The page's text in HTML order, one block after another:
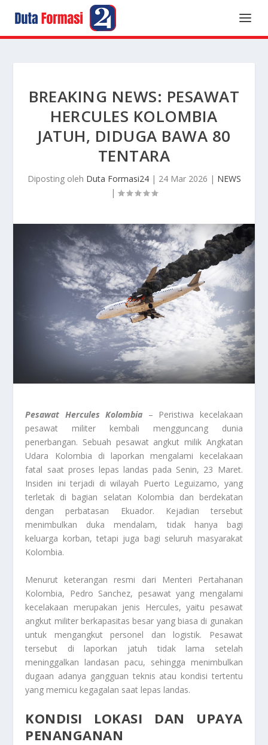
BREAKING NEWS: PESAWAT
HERCULES KOLOMBIA
JATUH, DIDUGA BAWA 80
TENTARA
Diposting oleh Duta Formasi24| 24 Mar 2026 | NEWS
|
Pesawat Hercules Kolombia – Peristiwa kecelakaan
pesawat militer kembali mengguncang dunia
penerbangan. Sebuah pesawat angkut milik Angkatan
Udara Kolombia di laporkan mengalami kecelakaan
fatal saat proses lepas landas pada Senin, 23 Maret.
Insiden ini terjadi di wilayah Puerto Leguizamo, yang
terletak di bagian selatan Kolombia dan berdekatan
dengan perbatasan Ekuador. Kejadian tersebut
menimbulkan duka mendalam, tidak hanya bagi
keluarga korban, tetapi juga bagi seluruh masyarakat
Kolombia.
Menurut keterangan resmi dari Menteri Pertahanan
Kolombia, Pedro Sanchez, pesawat yang mengalami
kecelakaan merupakan jenis Hercules, yaitu pesawat
angkut militer berkapasitas besar yang biasa di gunakan
untuk mengangkut personel dan logistik. Pesawat
tersebut di laporkan jatuh tidak lama setelah
meninggalkan landasan pacu, sehingga menimbulkan
dugaan adanya gangguan teknis atau kondisi tertentu
yang memicu kegagalan saat lepas landas.
KONDISI LOKASI DAN UPAYA
PENANGANAN